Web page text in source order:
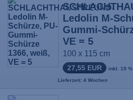
Ledolin M-
Gummi-
VE = 5
100 x 115 cm
27,55 EUR inkl. 19 %
Lieferzeit: 4 Wochen